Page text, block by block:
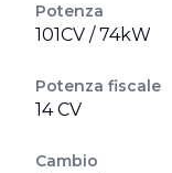
Potenza
101CV / 74kW
Potenza fiscale
14 CV
Cambio